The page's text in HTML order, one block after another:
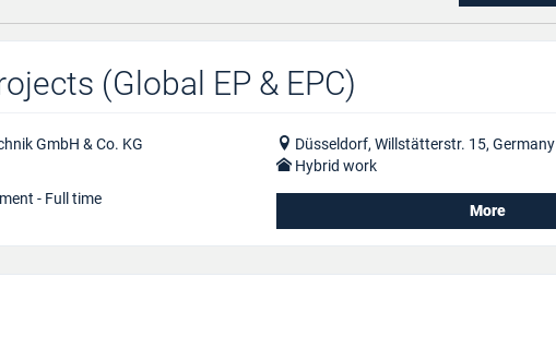
(Global EP & EPC)
GmbH & Co. KG
- Full time
Düsseldorf, Willstätterstr. 15, Germany
Hybrid work
More